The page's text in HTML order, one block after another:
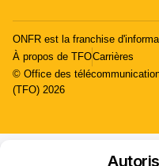
ONFR est la franchise
À propos de TFOCarrières
© Office des
(TFO) 2026